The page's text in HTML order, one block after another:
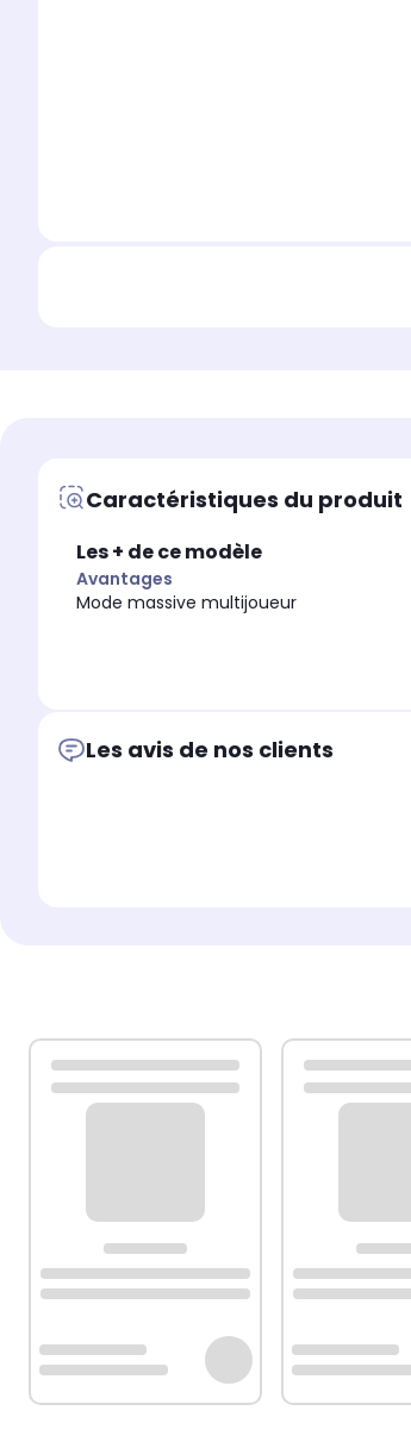
Caractéristiques du produit
Les + de ce modèle
Avantages
Mode massive multijoueur
Les avis de nos clients